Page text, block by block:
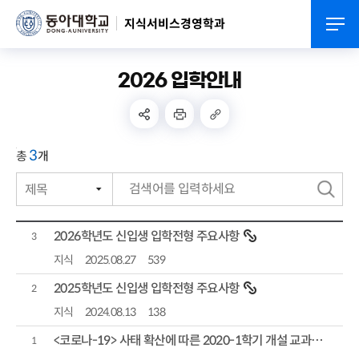
지식서비스경영학과
2026 입학안내
총 3개
검
색
번호
제목
작성자
작성일자
조회수
3 2026학년도 신입생 입학전형 주요사항
지식 2025.08.27 539
2 2025학년도 신입생 입학전형 주요사항
지식 2024.08.13 138
1 <코로나-19> 사태 확산에 따른 2020-1학기 개설 교과목 온라인수업 대체 실시 안내